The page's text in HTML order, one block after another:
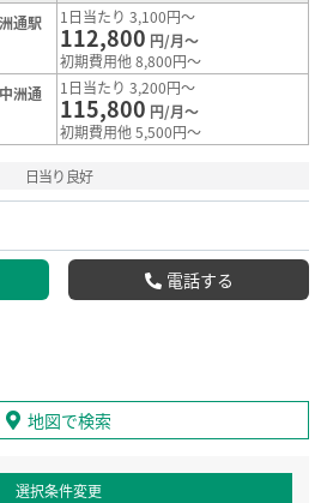
通駅
1日当たり 3,100円～
112,800 円/月～
初期費用他 8,800円～
洲通
1日当たり 3,200円～
115,800 円/月～
初期費用他 5,500円～
日当り良好
電話する
地図で検索
選択条件変更